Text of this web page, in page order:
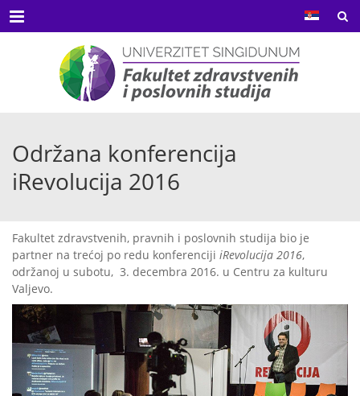
Menu
Održana konferencija
iRevolucija 2016
Fakultet zdravstvenih, pravnih i poslovnih studija bio je
partner na trećoj po redu konferenciji iRevolucija 2016,
održanoj u subotu, 3. decembra 2016. u Centru za kulturu
Valjevo.